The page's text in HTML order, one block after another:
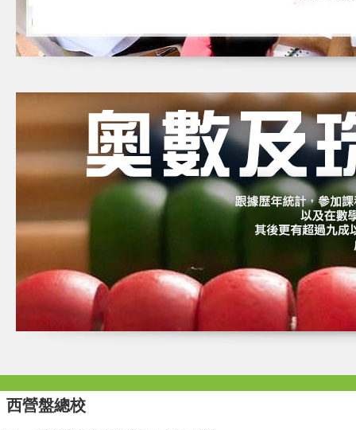
西營盤總校